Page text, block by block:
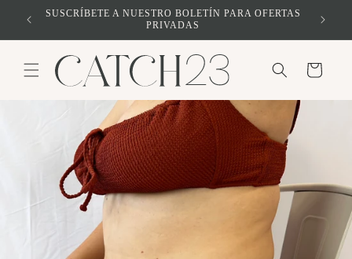
directamente
SUSCRÍBETE A NUESTRO BOLETÍN PARA OFERTAS
PRIVADAS
Carrito